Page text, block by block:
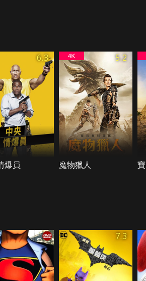
6.3
爆員
5.2
魔物獵人
7.3